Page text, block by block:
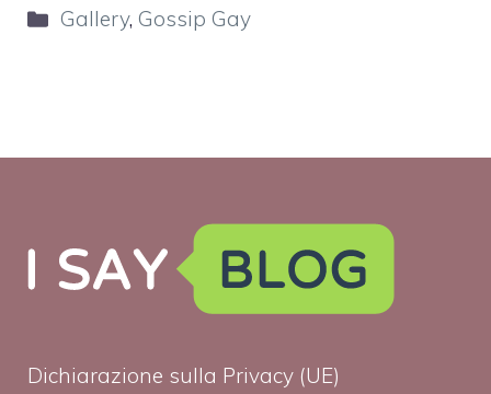
Categorie
Gallery, Gossip Gay
Dichiarazione sulla Privacy (UE)